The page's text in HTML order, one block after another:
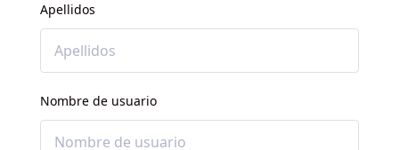
Apellidos
Nombre de usuario